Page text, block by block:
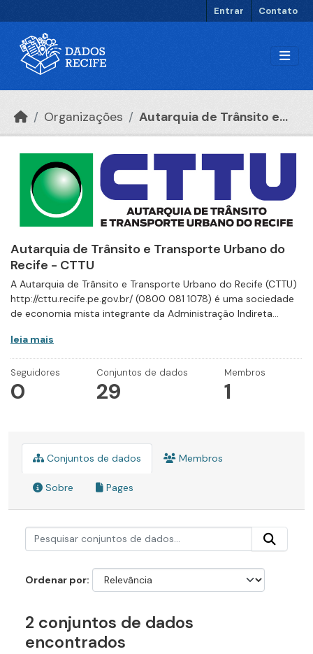
Entrar Contato
Organizações Autarquia de Trânsito e...
Autarquia de Trânsito e Transporte Urbano do
Recife - CTTU
A Autarquia de Trânsito e Transporte Urbano do Recife (CTTU)
http://cttu.recife.pe.gov.br/ (0800 081 1078) é uma sociedade
de economia mista integrante da Administração Indireta...
leia mais
Seguidores
0
Conjuntos de dados
29
Membros
1
Conjuntos de dados Membros
Sobre Pages
Ordenar por
2 conjuntos de dados
encontrados